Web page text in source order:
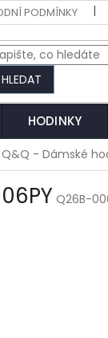
PODMÍNKY
HLEDAT
HODINKY
Q&Q - Dámské
Q26B-